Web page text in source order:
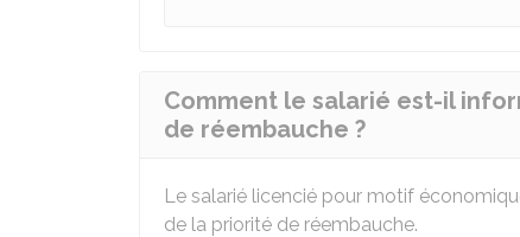
Comment le salarié est-il
de réembauche ?
Le salarié licencié pour motif
de la priorité de réembauche.